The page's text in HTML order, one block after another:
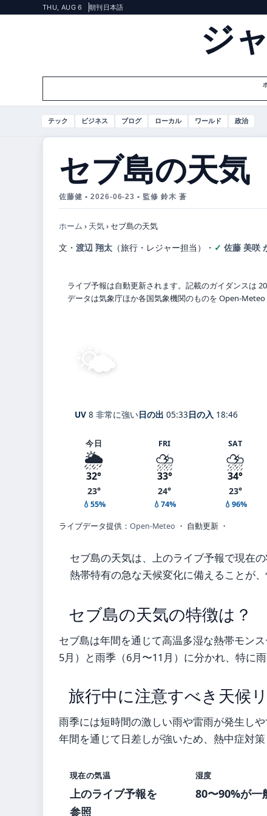
THU, AUG 6 朝刊 日本語
ジ
テック ビジネス ブログ ローカル ワールド 政治
セブ島の天気
佐藤健 • 2026-06-23 • 監修 鈴木 蒼
ホーム › 天気› セブ島の天気
文・ 渡辺 翔太 （旅行・レジャー担当） ・ 佐藤 美咲
ライブ予報は自動更新されます。記載のガイダンスは
データは気象庁ほか各国気象機関のものを Open-Meteo
🌤️
UV 8 非常に強い日の出 05:33日の入 18:46
今日
🌦️
32°
23°
💧55%
FRI
⛈️
33°
24°
💧74%
SAT
⛈️
34°
23°
💧96%
ライブデータ提供： Open-Meteo ・ 自動更新 ・
セブ島の天気は、上のライブ予報で現在
熱帯特有の急な天候変化に備えることが、
セブ島の天気の特徴は？
セブ島は年間を通じて高温多湿な熱帯モン
5月）と雨季（6月〜11月）に分かれ、特に
旅行中に注意すべき天候
雨季には短時間の激しい雨や雷雨が発生し
年間を通じて日差しが強いため、熱中症対
現在の気温
上のライブ予報を
参照
湿度
80〜90%が一